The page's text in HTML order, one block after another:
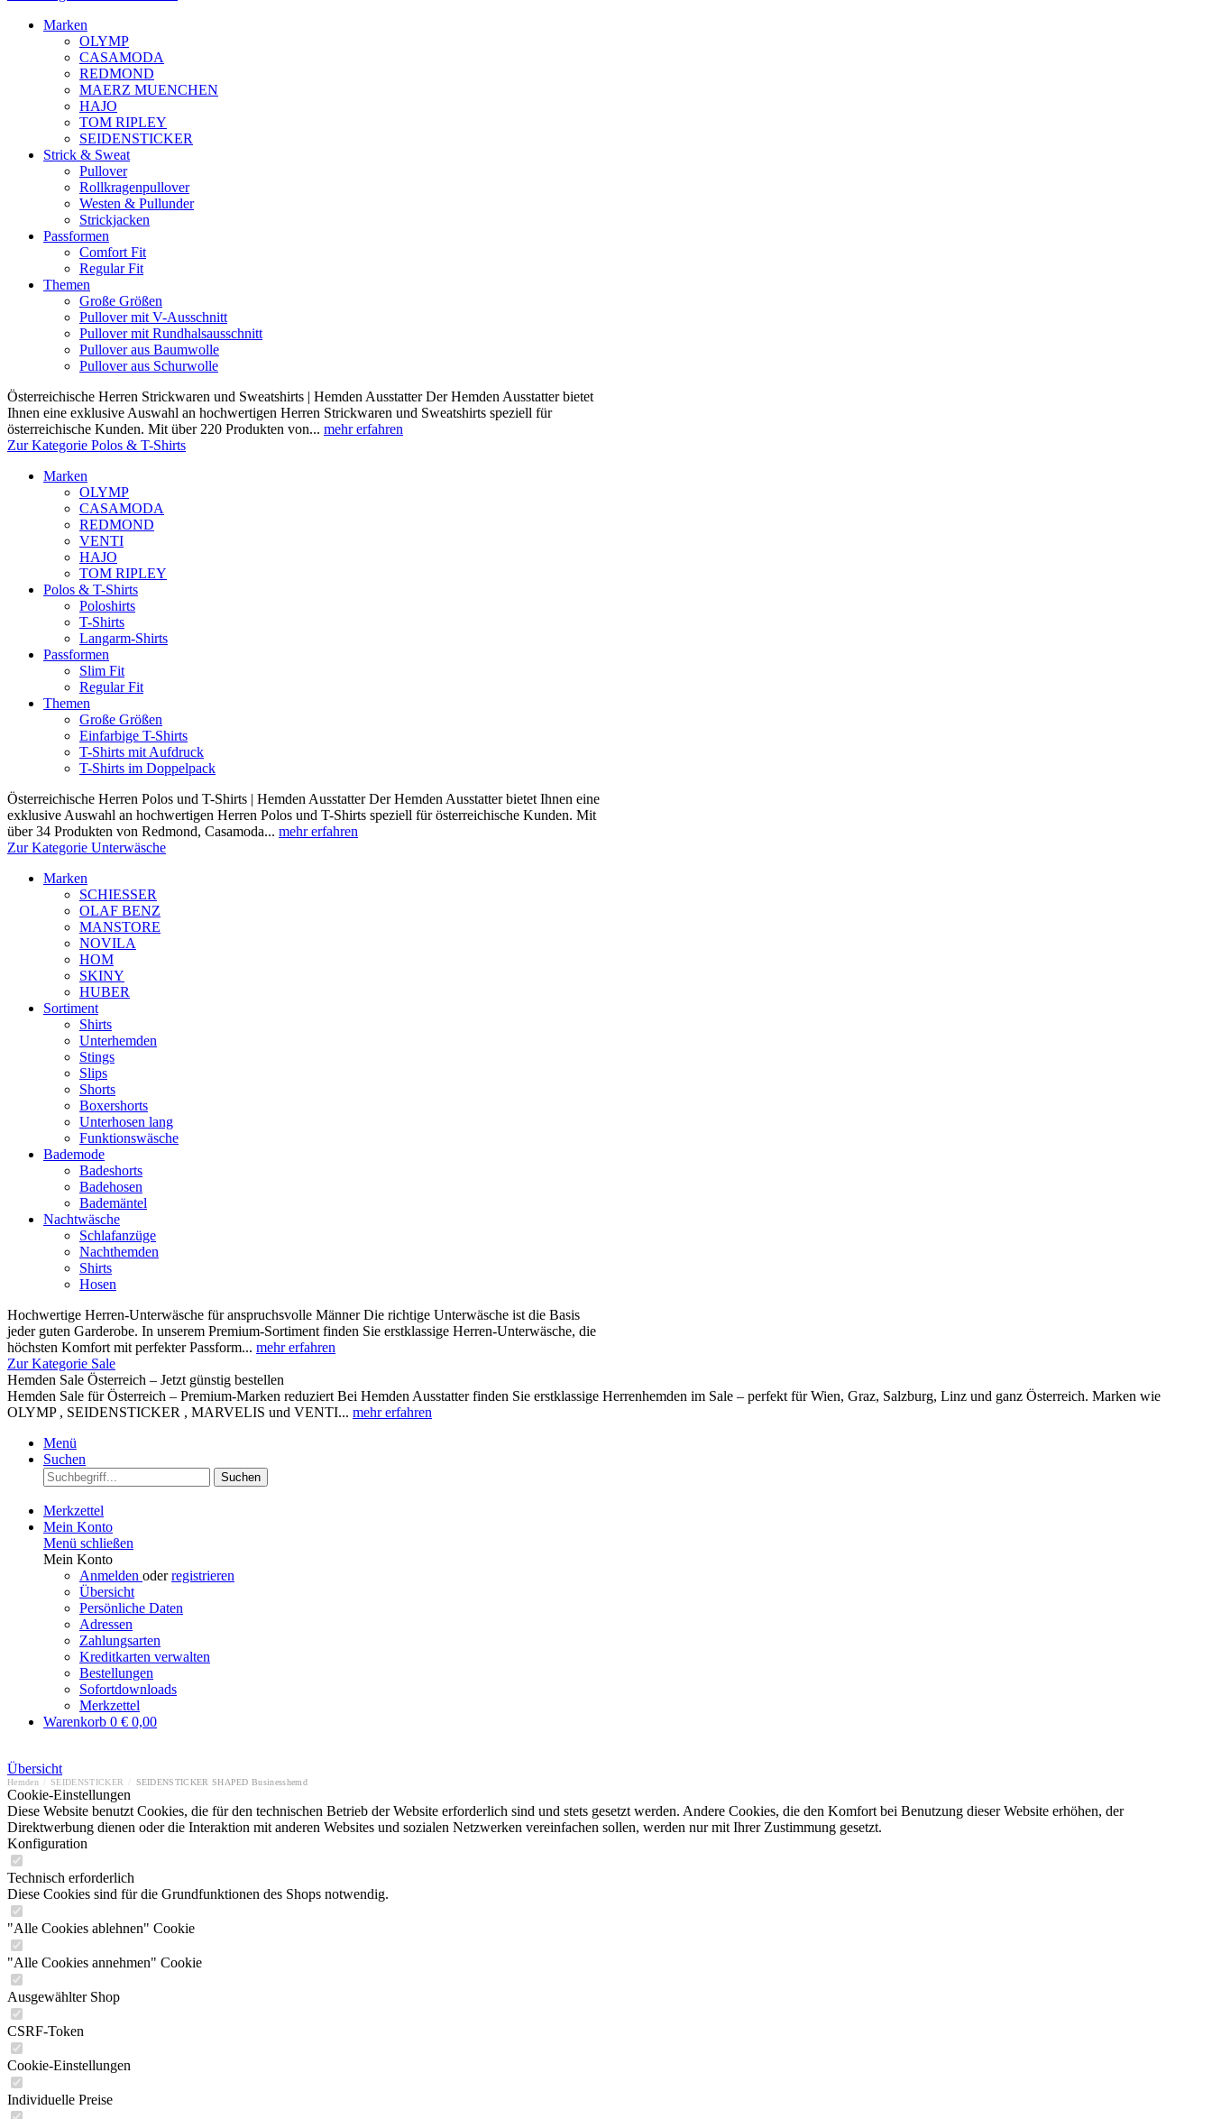
Marken
OLYMP
CASAMODA
REDMOND
MAERZ MUENCHEN
HAJO
TOM RIPLEY
SEIDENSTICKER
Strick & Sweat
Pullover
Rollkragenpullover
Westen & Pullunder
Strickjacken
Passformen
Comfort Fit
Regular Fit
Themen
Große Größen
Pullover mit V-Ausschnitt
Pullover mit Rundhalsausschnitt
Pullover aus Baumwolle
Pullover aus Schurwolle
Österreichische Herren Strickwaren und Sweatshirts | Hemden Ausstatter Der Hemden Ausstatter bietet
Ihnen eine exklusive Auswahl an hochwertigen Herren Strickwaren und Sweatshirts speziell für
österreichische Kunden. Mit über 220 Produkten von... mehr erfahren
Zur Kategorie Polos & T-Shirts
Marken
OLYMP
CASAMODA
REDMOND
VENTI
HAJO
TOM RIPLEY
Polos & T-Shirts
Poloshirts
T-Shirts
Langarm-Shirts
Passformen
Slim Fit
Regular Fit
Themen
Große Größen
Einfarbige T-Shirts
T-Shirts mit Aufdruck
T-Shirts im Doppelpack
Österreichische Herren Polos und T-Shirts | Hemden Ausstatter Der Hemden Ausstatter bietet Ihnen eine
exklusive Auswahl an hochwertigen Herren Polos und T-Shirts speziell für österreichische Kunden. Mit
über 34 Produkten von Redmond, Casamoda... mehr erfahren
Zur Kategorie Unterwäsche
Marken
SCHIESSER
OLAF BENZ
MANSTORE
NOVILA
HOM
SKINY
HUBER
Sortiment
Shirts
Unterhemden
Stings
Slips
Shorts
Boxershorts
Unterhosen lang
Funktionswäsche
Bademode
Badeshorts
Badehosen
Bademäntel
Nachtwäsche
Schlafanzüge
Nachthemden
Shirts
Hosen
Hochwertige Herren-Unterwäsche für anspruchsvolle Männer Die richtige Unterwäsche ist die Basis
jeder guten Garderobe. In unserem Premium-Sortiment finden Sie erstklassige Herren-Unterwäsche, die
höchsten Komfort mit perfekter Passform... mehr erfahren
Zur Kategorie Sale
Hemden Sale Österreich – Jetzt günstig bestellen
Hemden Sale für Österreich – Premium-Marken reduziert Bei Hemden Ausstatter finden Sie erstklassige Herrenhemden im Sale – perfekt für Wien, Graz, Salzburg, Linz und ganz Österreich. Marken wie
OLYMP , SEIDENSTICKER , MARVELIS und VENTI... mehr erfahren
Menü
Suchen
Suchen
Merkzettel
Mein Konto
Menü schließen
Mein Konto
Anmelden oderregistrieren
Übersicht
Persönliche Daten
Adressen
Zahlungsarten
Kreditkarten verwalten
Bestellungen
Sofortdownloads
Merkzettel
Warenkorb 0 € 0,00
Übersicht
Hemden SEIDENSTICKER SEIDENSTICKER SHAPED Businesshemd
Cookie-Einstellungen
Diese Website benutzt Cookies, die für den technischen Betrieb der Website erforderlich sind und stets gesetzt werden. Andere Cookies, die den Komfort bei Benutzung dieser Website erhöhen, der
Direktwerbung dienen oder die Interaktion mit anderen Websites und sozialen Netzwerken vereinfachen sollen, werden nur mit Ihrer Zustimmung gesetzt.
Konfiguration
Technisch erforderlich
Diese Cookies sind für die Grundfunktionen des Shops notwendig.
"Alle Cookies ablehnen" Cookie
"Alle Cookies annehmen" Cookie
Ausgewählter Shop
CSRF-Token
Cookie-Einstellungen
Individuelle Preise